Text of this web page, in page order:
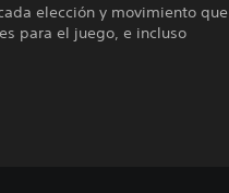
elección y movimiento que
para el juego, e incluso